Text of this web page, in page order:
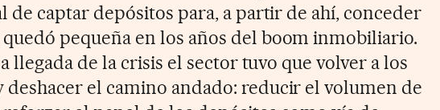
de captar depósitos para, a partir de ahí, conceder
pequeña en los años del boom inmobiliario.
llegada de la crisis el sector tuvo que volver a los
deshacer el camino andado: reducir el volumen de